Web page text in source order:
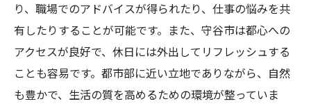
り、職場でのアドバイスが得られたり、仕事の悩みを共
有したりすることが可能です。また、守谷市は都心への
アクセスが良好で、休日には外出してリフレッシュする
ことも容易です。都市部に近い立地でありながら、自然
も豊かで、生活の質を高めるための環境が整っていま